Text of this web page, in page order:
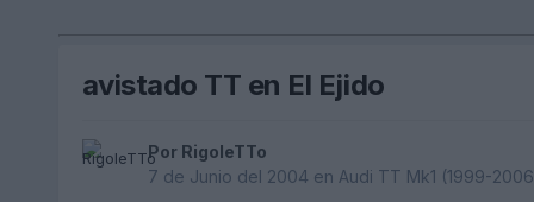
avistado TT en El Ejido
Por RigoleTTo
7 de Junio del 2004 en Audi TT Mk1 (1999-